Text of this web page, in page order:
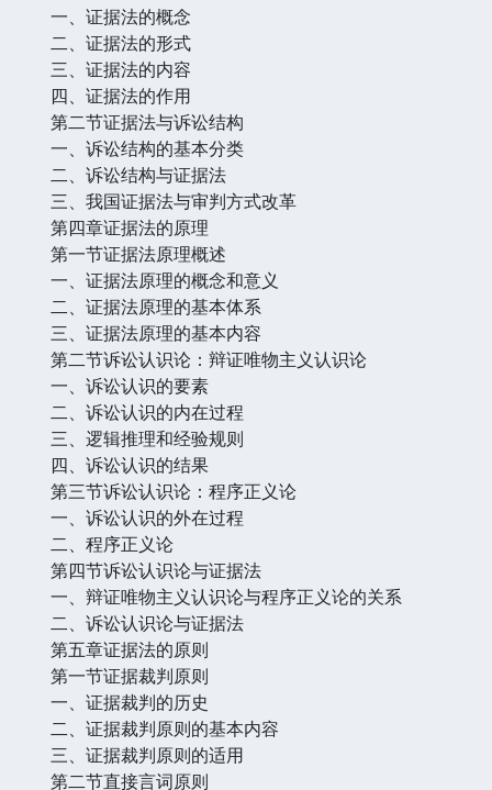
一、证据法的概念
二、证据法的形式
三、证据法的内容
四、证据法的作用
第二节证据法与诉讼结构
一、诉讼结构的基本分类
二、诉讼结构与证据法
三、我国证据法与审判方式改革
第四章证据法的原理
第一节证据法原理概述
一、证据法原理的概念和意义
二、证据法原理的基本体系
三、证据法原理的基本内容
第二节诉讼认识论：辩证唯物主义认识论
一、诉讼认识的要素
二、诉讼认识的内在过程
三、逻辑推理和经验规则
四、诉讼认识的结果
第三节诉讼认识论：程序正义论
一、诉讼认识的外在过程
二、程序正义论
第四节诉讼认识论与证据法
一、辩证唯物主义认识论与程序正义论的关系
二、诉讼认识论与证据法
第五章证据法的原则
第一节证据裁判原则
一、证据裁判的历史
二、证据裁判原则的基本内容
三、证据裁判原则的适用
第二节直接言词原则